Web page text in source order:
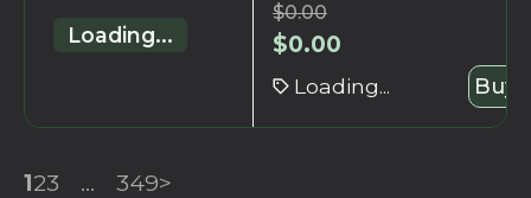
Loading...
$0.00
$0.00
Loading... Buy
123 ... 349>